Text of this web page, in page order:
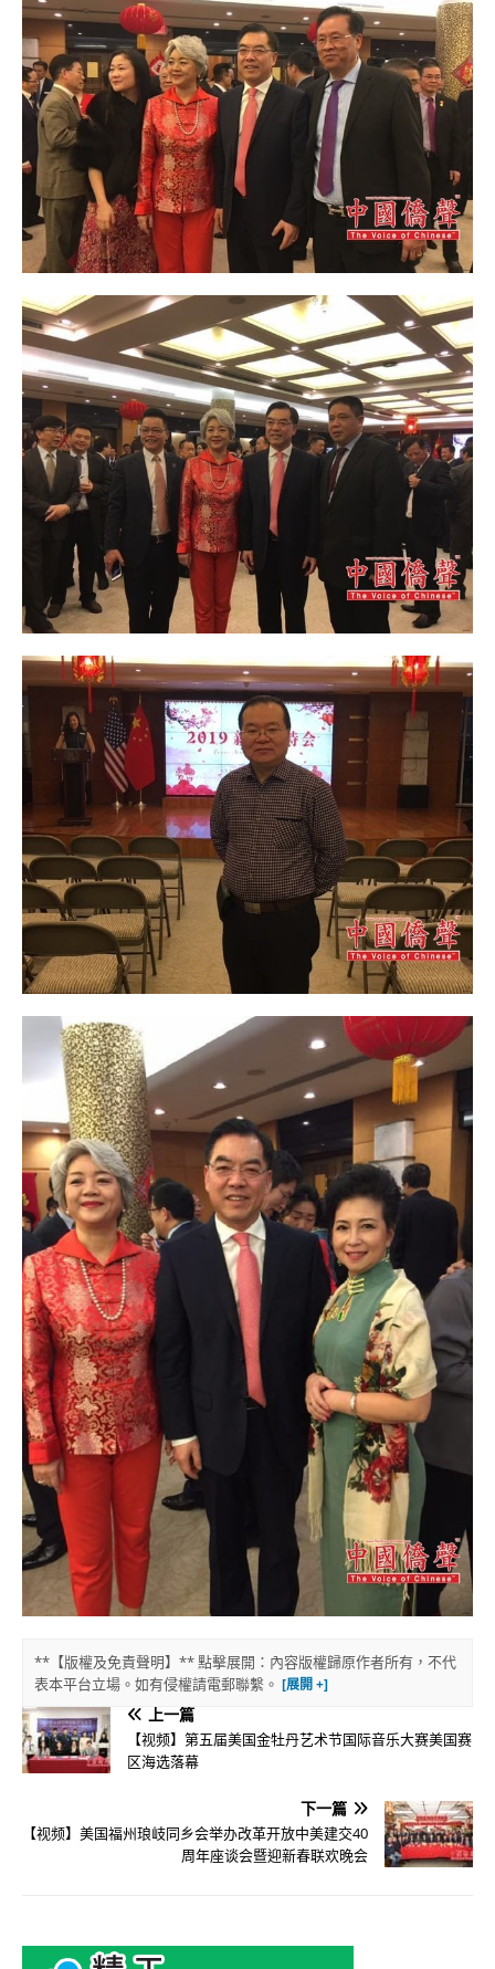
**【版權及免責聲明】** 點擊展開：內容版權歸原作者所有，不代
表本平台立場。如有侵權請電郵聯繫。
上一篇
【视频】第五届美国金牡丹艺术节国际音乐大赛美国赛
区海选落幕
下一篇
【视频】美国福州琅岐同乡会举办改革开放中美建交40
周年座谈会暨迎新春联欢晚会